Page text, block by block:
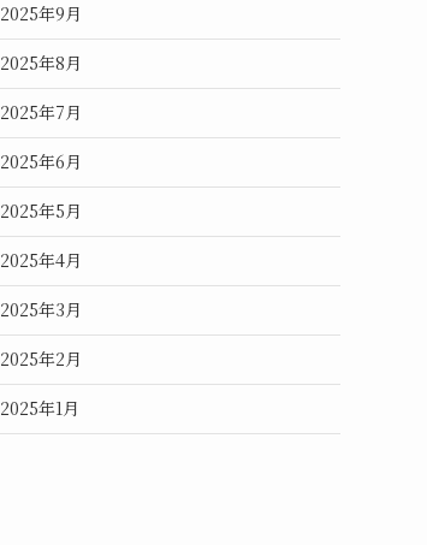
2025年9月
2025年8月
2025年7月
2025年6月
2025年5月
2025年4月
2025年3月
2025年2月
2025年1月